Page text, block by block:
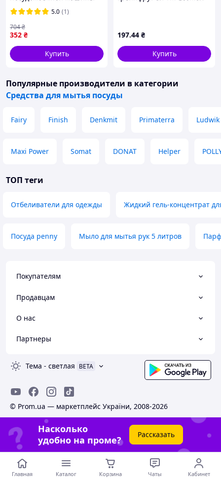
Start Classic 30 шт
(4820207100039)
5.0 (1)
352 ₴
704₴
Купить
197.44 ₴
Купить
Популярные производители в категории
Средства для мытья посуды
Fairy Finish Denkmit Primaterra Ludwik
Maxi Power Somat DONAT Helper
ТОП теги
Отбеливатели для одежды Жидкий гель-концентрат
Посуда penny Мыло для мытья рук 5 литров
Покупателям
Продавцам
О нас
Партнеры
Тема - светлая BETA
© Prom.ua — маркетплейс України, 2008-2026
Насколько
удобно на проме?
Рассказать
Главная Каталог Корзина Чаты Кабинет